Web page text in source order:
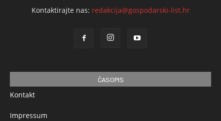
Kontaktirajte nas: redakcija@gospodarski-list.hr
ČASOPIS
Kontakt
Impressum